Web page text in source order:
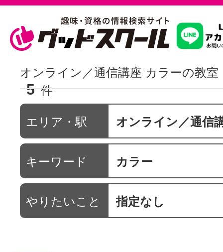
習いたいこ
スクールを
通信講座を
オンライン／通信講座 カラーの教室
5 件
エリア・駅 オンライン／通信
キーワード カラー
やりたいこと 指定なし